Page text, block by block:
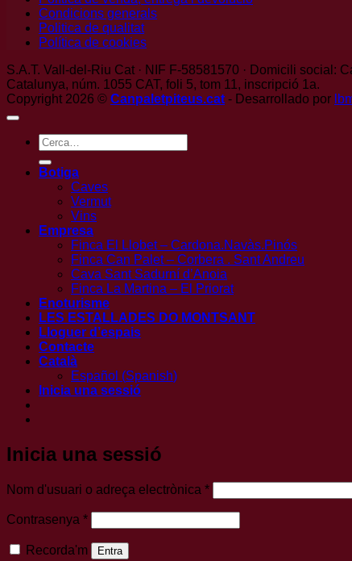
Condicions generals
Politica de qualitat
Política de cookies
S.A.T. Vall-del-Riu Cat · NIF F-58581570 · Domicili social:
Catalunya, núm. 1055 CAT, foli 5, tom 11, inscripció 1a.
Copyright 2026 © Canpaletpiteus.cat - Desarrollado por
Cerca:
Botiga
Caves
Vermut
Vins
Empresa
Finca El Llobet – Cardona.Navàs.Pinós
Finca Can Palet – Corbera . Sant Andreu
Cava Sant Sadurní d’Anoia
Finca La Martina – El Priorat
Enoturisme
LES ESTALLADES DO MONTSANT
Lloguer d’espais
Contacte
Català
Español (Spanish)
Inicia una sessió
Inicia una sessió
Nom d'usuari o adreça electrònica *Obligatori
Contrasenya *Obligatori
Recorda'm Entra